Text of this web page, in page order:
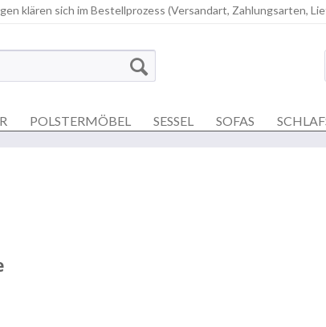
klären sich im Bestellprozess (Versandart, Zahlungsarten,
POLSTERMÖBEL SESSEL SOFAS